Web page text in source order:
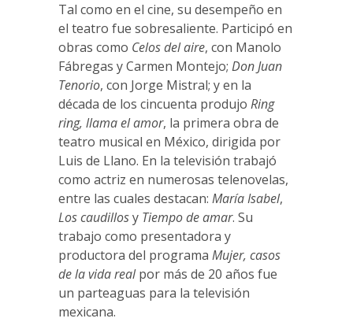
Tal como en el cine, su desempeño en
el teatro fue sobresaliente. Participó en
obras como Celos del aire, con Manolo
Fábregas y Carmen Montejo; Don Juan
Tenorio, con Jorge Mistral; y en la
década de los cincuenta produjo Ring
ring, llama el amor, la primera obra de
teatro musical en México, dirigida por
Luis de Llano. En la televisión trabajó
como actriz en numerosas telenovelas,
entre las cuales destacan: María Isabel,
Los caudillosy Tiempo de amar. Su
trabajo como presentadora y
productora del programa Mujer, casos
de la vida realpor más de 20 años fue
un parteaguas para la televisión
mexicana.